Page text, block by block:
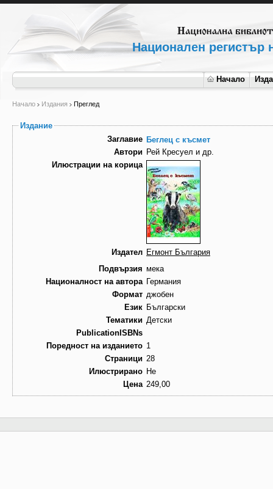
Национален регистър
Начало
Начало Издания Преглед
Издание
Заглавие Беглец с късмет
Автори Рей Кресуел и др.
Илюстрации на корица
Издател Егмонт България
Подвързия мека
Националност на автора Германия
Формат джобен
Език Български
Тематики Детски
PublicationISBNs
Поредност на изданието 1
Страници 28
Илюстрирано Не
Цена 249,00